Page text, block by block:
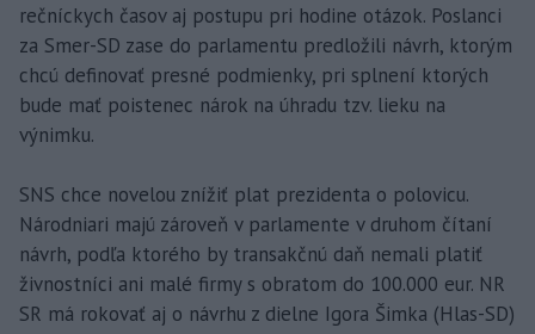
rečníckych časov aj postupu pri hodine otázok. Poslanci
za Smer-SD zase do parlamentu predložili návrh, ktorým
chcú definovať presné podmienky, pri splnení ktorých
bude mať poistenec nárok na úhradu tzv. lieku na
výnimku.
SNS chce novelou znížiť plat prezidenta o polovicu.
Národniari majú zároveň v parlamente v druhom čítaní
návrh, podľa ktorého by transakčnú daň nemali platiť
živnostníci ani malé firmy s obratom do 100.000 eur. NR
SR má rokovať aj o návrhu z dielne Igora Šimka (Hlas-SD)